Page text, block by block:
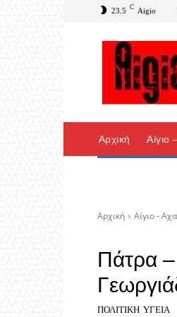
23.5 C Aigio
Αρχική Αίγιο
Αρχική Αίγιο -
Πάτρα –
ΠΟΛΙΤΙΚΉ ΥΓΕΊΑ